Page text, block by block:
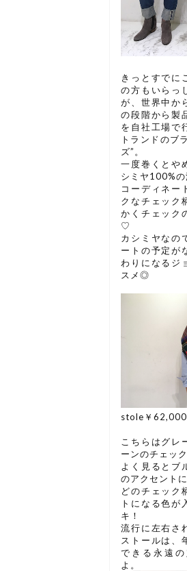
きっとすでに
の方もいらっ
が、世界中か
の段階から製
を自社工場で
トランドのブ
ズ”。
一度巻くとや
シミヤ100%の
コーディネー
クなチェック
かくチェック
♡
カシミヤなの
ートの予定が
わりになるジ
スメ◎
stole￥
こちらはグレ
ーンのチェック
よく見るとブ
のアクセント
どのチェック
トになる色が
キ！
流行に左右さ
ストールは、
できる永遠
よ。